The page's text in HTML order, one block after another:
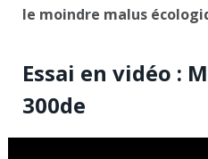
le moindre malus
Essai en vidéo :
300de